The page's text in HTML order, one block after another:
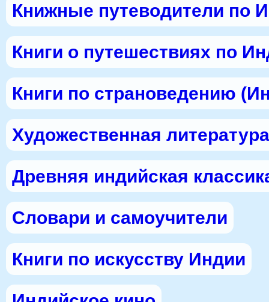
Книжные путеводители по
Книги о путешествиях по
Книги по страноведению
Художественная
Древняя индийская
Словари и самоучители
Книги по искусству Индии